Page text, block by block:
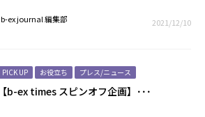
b-ex journal 編集部 2021/12/10
PICK UP お役立ち プレス/ニュース
【b-ex times スピンオフ企画】･･･